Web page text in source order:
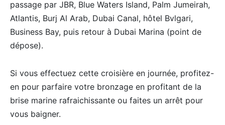
passage par JBR, Blue Waters Island, Palm Jumeirah,
Atlantis, Burj Al Arab, Dubai Canal, hôtel Bvlgari,
Business Bay, puis retour à Dubai Marina (point de
dépose).
Si vous effectuez cette croisière en journée, profitez-
en pour parfaire votre bronzage en profitant de la
brise marine rafraichissante ou faites un arrêt pour
vous baigner.